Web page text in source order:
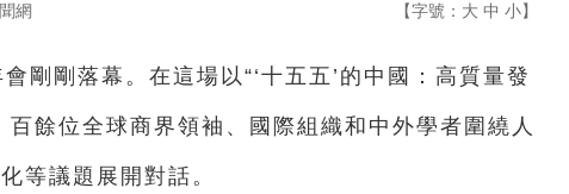
網 【字號： 大 中 小】
剛剛落幕。在這場以“‘十五五’的中國：高質量發
餘位全球商界領袖、國際組織和中外學者圍繞人
等議題展開對話。